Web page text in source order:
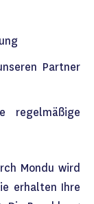
Partner
regelmäßige
Mondu wird
erhalten Ihre